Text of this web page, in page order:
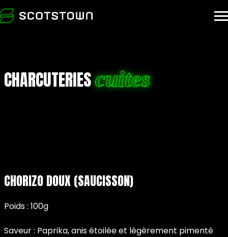
FAMILLES DE PRODUITS
CHARCUTERIEScuites
CHORIZO DOUX (SAUCISSON)
Poids : 100g
Saveur : Paprika, anis étoilée et légèrement pimenté